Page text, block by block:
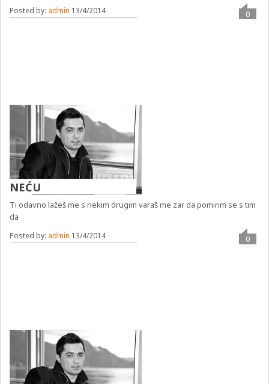
Posted by: admin 13/4/2014 0
NEĆU
Ti odavno lažeš me s nekim drugim varaš me zar da pomirim se s tim
da
Posted by: admin 13/4/2014 0